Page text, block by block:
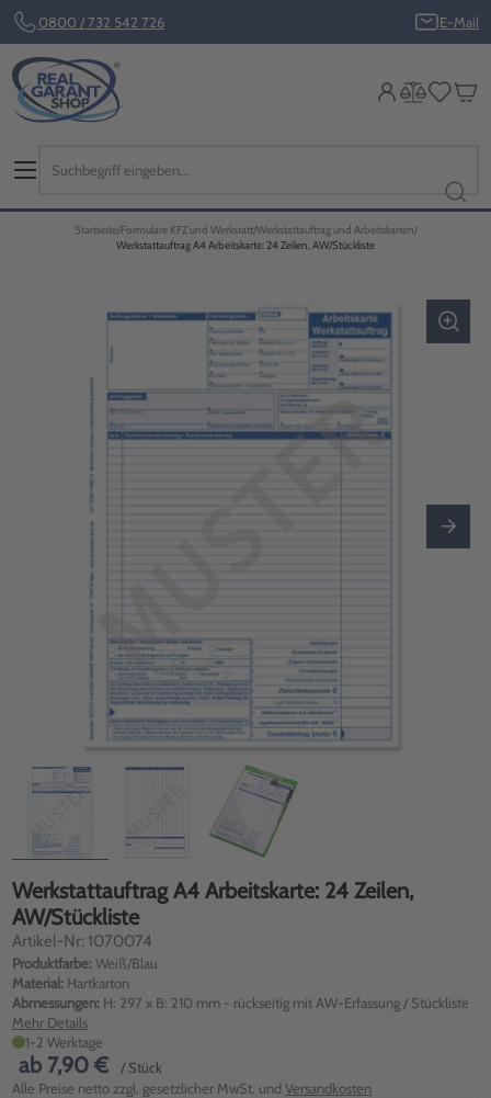
0800 / 732 542 726 E-Mail
Startseite Formulare KFZ und Werkstatt Werkstattauftrag und Arbeitskarten
Werkstattauftrag A4 Arbeitskarte: 24 Zeilen, AW/Stückliste
Werkstattauftrag A4 Arbeitskarte: 24 Zeilen,
AW/Stückliste
Artikel-Nr: 1070074
Produktfarbe:Weiß/Blau
Material: Hartkarton
Abmessungen: H: 297 x B: 210 mm - rückseitig mit AW-Erfassung / Stückliste
Mehr Details
1-2 Werktage
ab 7,90 €
/ Stück
Alle Preise netto zzgl. gesetzlicher MwSt. und Versandkosten